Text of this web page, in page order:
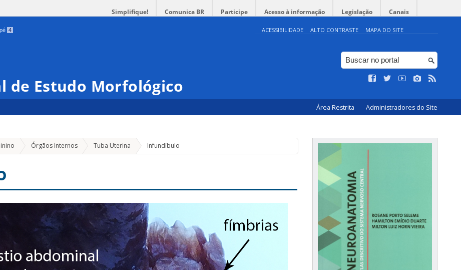
Simplifique! Comunica BR Participe Acesso à informação Legislação Canais
4 ACESSIBILIDADE ALTO CONTRASTE MAPA DO SITE
de Estudo Morfológico
Área Restrita Administradores do Site
Órgãos Internos Tuba Uterina Infundíbulo